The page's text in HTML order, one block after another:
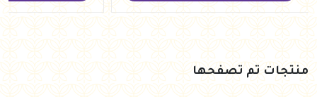
منتجات تم تصفحها